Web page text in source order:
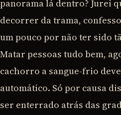
panorama lá dentro? Jurei
decorrer da trama,
um pouco por não ter sido
Matar pessoas tudo bem,
cachorro a sangue-frio
automático. Só por causa
ser enterrado atrás das